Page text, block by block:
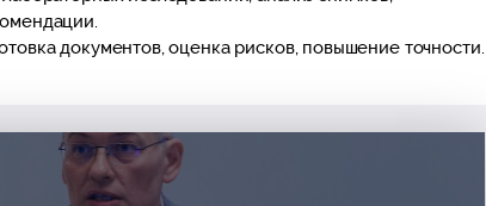
документов, оценка рисков, повышение точности.